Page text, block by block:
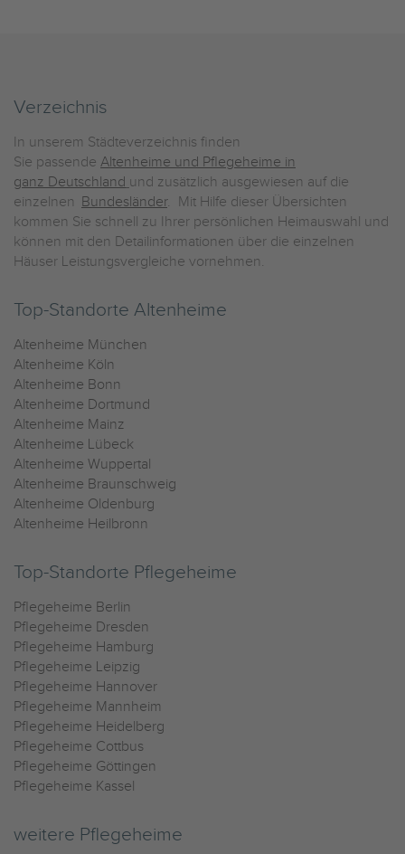
Verzeichnis
In unserem Städteverzeichnis finden
Sie passende Altenheime und Pflegeheime in
ganz Deutschland und zusätzlich ausgewiesen auf die
einzelnen Bundesländer. Mit Hilfe dieser Übersichten
kommen Sie schnell zu Ihrer persönlichen Heimauswahl und
können mit den Detailinformationen über die einzelnen
Häuser Leistungsvergleiche vornehmen.
Top-Standorte Altenheime
Altenheime München
Altenheime Köln
Altenheime Bonn
Altenheime Dortmund
Altenheime Mainz
Altenheime Lübeck
Altenheime Wuppertal
Altenheime Braunschweig
Altenheime Oldenburg
Altenheime Heilbronn
Top-Standorte Pflegeheime
Pflegeheime Berlin
Pflegeheime Dresden
Pflegeheime Hamburg
Pflegeheime Leipzig
Pflegeheime Hannover
Pflegeheime Mannheim
Pflegeheime Heidelberg
Pflegeheime Cottbus
Pflegeheime Göttingen
Pflegeheime Kassel
weitere Pflegeheime